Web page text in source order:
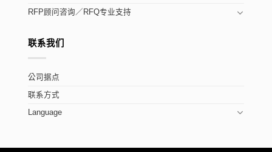
RFP顾问咨询／RFQ专业支持
联系我们
公司据点
联系方式
Language